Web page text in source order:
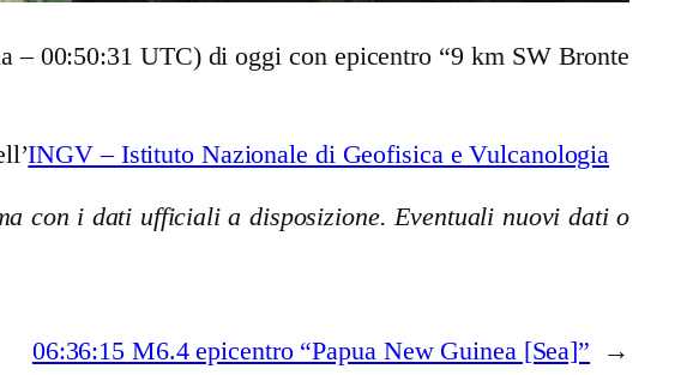
– 00:50:31 UTC) di oggi con epicentro “9 km SW Bronte
INGV – Istituto Nazionale di Geofisica e Vulcanologia
con i dati ufficiali a disposizione. Eventuali nuovi dati o
06:36:15 M6.4 epicentro “Papua New Guinea [Sea]” →